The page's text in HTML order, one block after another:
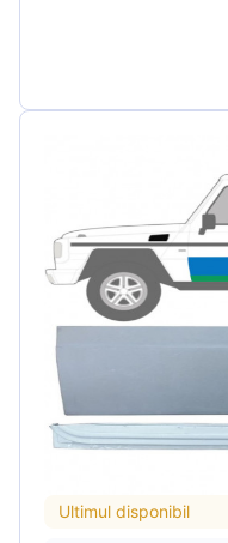
Ultimul disponibil